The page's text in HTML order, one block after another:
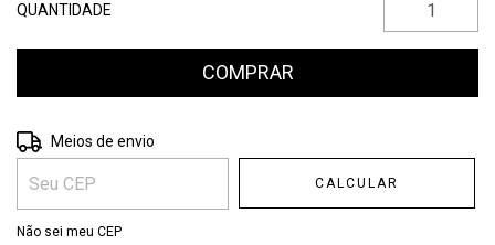
QUANTIDADE
Entregas para o CEP:
Meios de envio
CALCULAR
Não sei meu CEP